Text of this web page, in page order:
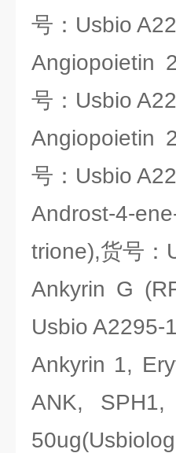
号：Usbio
Angiopoietin
号：Usbio
Angiopoietin
号：Usbio
Androst-4-
trione),货号：
Ankyrin G
Usbio A2295-
Ankyrin 1,
ANK,